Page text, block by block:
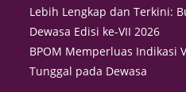
Lebih Lengkap dan Terkini:
Dewasa Edisi ke-VII 2026
BPOM Memperluas Indikasi
Tunggal pada Dewasa